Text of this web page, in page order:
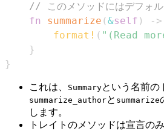
// このメソッドにはデフォル
fn
summarize (&self ) ->
format! ( "(Read
}
}
これは、 Summaryという名前の
summarize_authorと summarize
します。
トレイトのメソッドは宣言の